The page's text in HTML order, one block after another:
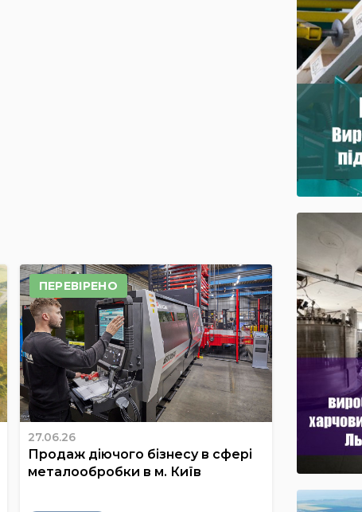
ПЕРЕВІРЕНО
27.06.26
Продаж діючого бізнесу в сфері
металообробки в м. Київ